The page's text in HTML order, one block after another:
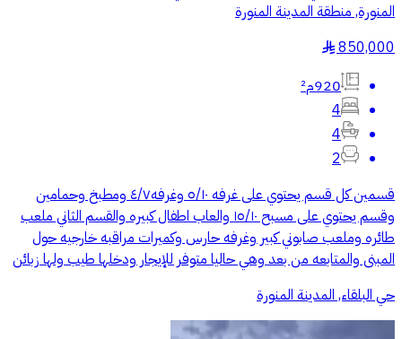
المنورة, منطقة المدينة المنورة
850,000
§
920م²
4
4
2
قسمين كل قسم يحتوي على غرفه ٥/١٠ وغرفه٤/٧ ومطبخ وحمامين
وقسم يحتوي على مسبح ١٥/١٠ والعاب اطفال كبيره والقسم الثاني ملعب
طائره وملعب صابوني كبير وغرفه حارس وكميرات مراقبه خارجيه حول
المبنى والمتابعه من بعد وهي حاليا متوفر للإيجار ودخلها طيب ولها زبائن
حي البلقاء, المدينة المنورة